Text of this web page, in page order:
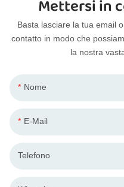
Mettersi in
Basta lasciare la tua email
contatto in modo che
la nostra
Nome
E-Mail
Telefono